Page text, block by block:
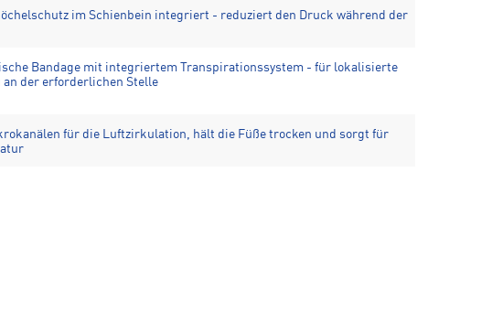
im Schienbein integriert - reduziert den Druck während der
Bandage mit integriertem Transpirationssystem - für lokalisierte
an der erforderlichen Stelle
für die Luftzirkulation, hält die Füße trocken und sorgt für